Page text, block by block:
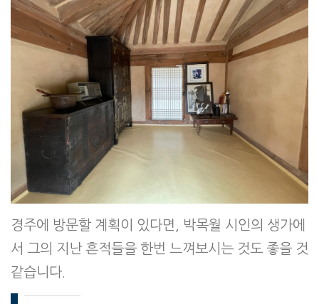
경주에 방문할 계획이 있다면, 박목월 시인의 생가에
서 그의 지난 흔적들을 한번 느껴보시는 것도 좋을 것
같습니다.